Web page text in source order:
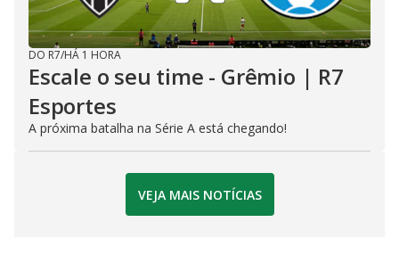
DO R7/HÁ 1 HORA
Escale o seu time - Grêmio | R7
Esportes
A próxima batalha na Série A está chegando!
VEJA MAIS NOTÍCIAS